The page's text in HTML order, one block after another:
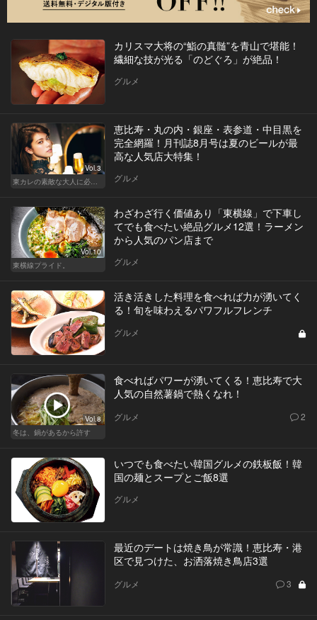
カリスマ大将の“鮨の真髄”を青山で堪能！
繊細な技が光る「のどぐろ」が絶品！
グルメ
Vol.3
東カレの素敵な大人に必要なこと
恵比寿・丸の内・銀座・表参道・中目黒を
完全網羅！月刊誌8月号は夏のビールが最
高な人気店大特集！
グルメ
Vol.10
東横線プライド。
わざわざ行く価値あり「東横線」で下車し
てでも食べたい絶品グルメ12選！ラーメン
から人気のパン店まで
グルメ
活き活きした料理を食べれば力が湧いてく
る！旬を味わえるパワフルフレンチ
グルメ
Vol.8
冬は、鍋があるから許す
食べればパワーが湧いてくる！恵比寿で大
人気の自然薯鍋で熱くなれ！
グルメ 2
いつでも食べたい韓国グルメの鉄板飯！韓
国の麺とスープとご飯8選
グルメ
最近のデートは焼き鳥が常識！恵比寿・港
区で見つけた、お洒落焼き鳥店3選
グルメ 3